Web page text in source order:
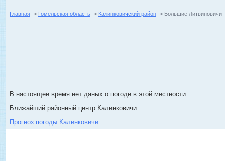
Главная -> Гомельская область -> Калинковичский район -> Большие Литвиновичи
В настоящее время нет даных о погоде в этой местности.
Ближайший районный центр Калинковичи
Прогноз погоды Калинковичи